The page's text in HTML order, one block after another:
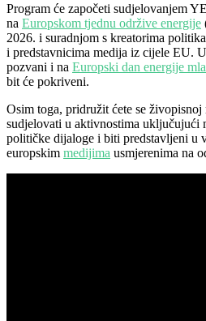
Program će započeti sudjelovanjem
na Europskom tjednu održive energije
2026. i suradnjom s kreatorima
i predstavnicima medija iz cijele EU.
pozvani i na Europski dan energije
bit će pokriveni.
Osim toga, pridružit ćete se
sudjelovati u aktivnostima uključujući
političke dijaloge i biti predstavljeni u
europskim medijima usmjerenima na